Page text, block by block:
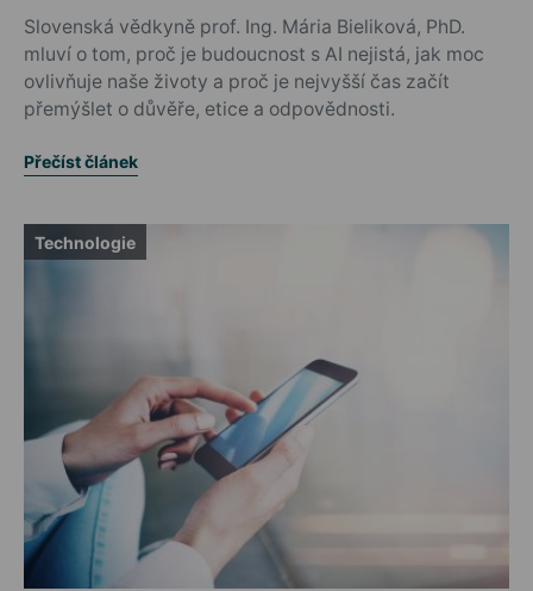
Slovenská vědkyně prof. Ing. Mária Bieliková, PhD.
mluví o tom, proč je budoucnost s AI nejistá, jak moc
ovlivňuje naše životy a proč je nejvyšší čas začít
přemýšlet o důvěře, etice a odpovědnosti.
Přečíst článek
Technologie